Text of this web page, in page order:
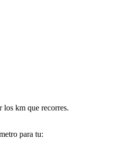
los km que recorres.
para tu: